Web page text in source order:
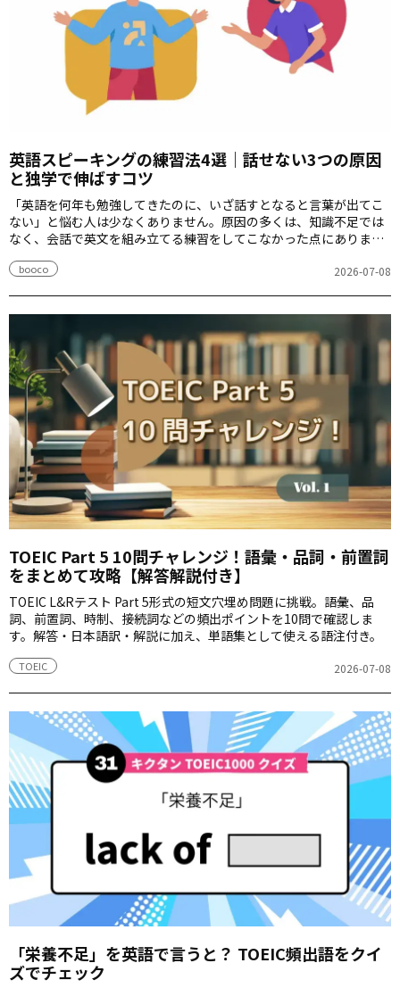
英語スピーキングの練習法4選｜話せない3つの原因
と独学で伸ばすコツ
「英語を何年も勉強してきたのに、いざ話すとなると言葉が出てこ
ない」と悩む人は少なくありません。原因の多くは、知識不足では
なく、会話で英文を組み立てる練習をしてこなかった点にありま
ら始められる4つの練習法について解説します。
booco 2026-07-08
TOEIC Part 5 10問チャレンジ！語彙・品詞・前置詞
をまとめて攻略【解答解説付き】
TOEIC L&Rテスト Part 5形式の短文穴埋め問題に挑戦。語彙、品
詞、前置詞、時制、接続詞などの頻出ポイントを10問で確認しま
す。解答・日本語訳・解説に加え、単語集として使える語注付き。
TOEIC 2026-07-08
「栄養不足」を英語で言うと？ TOEIC頻出語をクイ
ズでチェック